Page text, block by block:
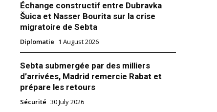
Échange constructif entre Dubravka
Šuica et Nasser Bourita sur la crise
migratoire de Sebta
Diplomatie 1 August 2026
Sebta submergée par des milliers
d’arrivées, Madrid remercie Rabat et
prépare les retours
Sécurité 30 July 2026